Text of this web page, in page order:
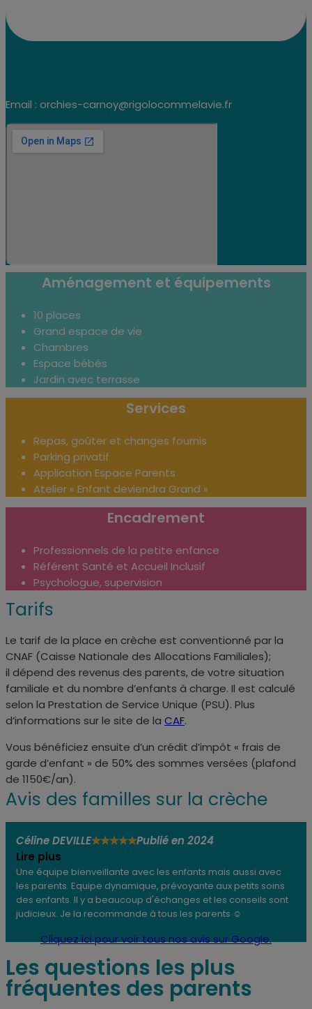
Email : orchies-carnoy@rigolocommelavie.fr
Aménagement et équipements
10 places
Grand espace de vie
Chambres
Espace bébés
Jardin avec terrasse
Services
Repas, goûter et changes fournis
Parking privatif
Application Espace Parents
Atelier « Enfant deviendra Grand »
Encadrement
Professionnels de la petite enfance
Référent Santé et Accueil Inclusif
Psychologue, supervision
Tarifs
Le tarif de la place en crèche est conventionné par la
CNAF (Caisse Nationale des Allocations Familiales);
il dépend des revenus des parents, de votre situation
familiale et du nombre d’enfants à charge. Il est calculé
selon la Prestation de Service Unique (PSU). Plus
d’informations sur le site de la CAF.
Vous bénéficiez ensuite d’un crédit d’impôt « frais de
garde d’enfant » de 50% des sommes versées (plafond
de 1150€/an).
Avis des familles sur la crèche
Céline DEVILLE★★★★★Publié en 2024
Lire plus
Une équipe bienveillante avec les enfants mais aussi avec
les parents. Equipe dynamique, prévoyante aux petits soins
des enfants. Il y a beaucoup d'échanges et les conseils sont
judicieux. Je la recommande à tous les parents ☺️
Cliquez ici pour voir tous nos avis sur Google.
Les questions les plus
fréquentes des parents